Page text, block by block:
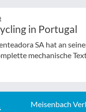
in Portugal
SA hat an
mechanische
Meisenbach